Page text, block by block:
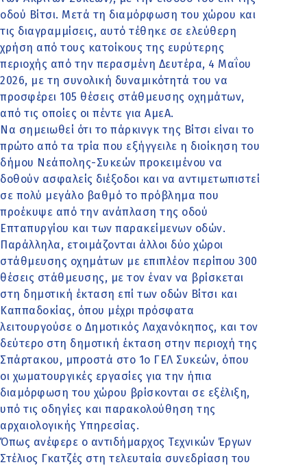
οδού Βίτσι. Μετά τη διαμόρφωση του χώρου και
τις διαγραμμίσεις, αυτό τέθηκε σε ελεύθερη
χρήση από τους κατοίκους της ευρύτερης
περιοχής από την περασμένη Δευτέρα, 4 Μαΐου
2026, με τη συνολική δυναμικότητά του να
προσφέρει 105 θέσεις στάθμευσης οχημάτων,
από τις οποίες οι πέντε για ΑμεΑ.
Να σημειωθεί ότι το πάρκινγκ της Βίτσι είναι το
πρώτο από τα τρία που εξήγγειλε η διοίκηση του
δήμου Νεάπολης-Συκεών προκειμένου να
δοθούν ασφαλείς διέξοδοι και να αντιμετωπιστεί
σε πολύ μεγάλο βαθμό το πρόβλημα που
προέκυψε από την ανάπλαση της οδού
Επταπυργίου και των παρακείμενων οδών.
Παράλληλα, ετοιμάζονται άλλοι δύο χώροι
στάθμευσης οχημάτων με επιπλέον περίπου 300
θέσεις στάθμευσης, με τον έναν να βρίσκεται
στη δημοτική έκταση επί των οδών Βίτσι και
Καππαδοκίας, όπου μέχρι πρόσφατα
λειτουργούσε ο Δημοτικός Λαχανόκηπος, και τον
δεύτερο στη δημοτική έκταση στην περιοχή της
Σπάρτακου, μπροστά στο 1ο ΓΕΛ Συκεών, όπου
οι χωματουργικές εργασίες για την ήπια
διαμόρφωση του χώρου βρίσκονται σε εξέλιξη,
υπό τις οδηγίες και παρακολούθηση της
αρχαιολογικής Υπηρεσίας.
Όπως ανέφερε ο αντιδήμαρχος Τεχνικών Έργων
Στέλιος Γκατζές στη τελευταία συνεδρίαση του